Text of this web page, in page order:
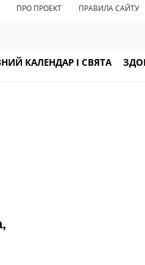
ПРО ПРОЕКТ ПРАВИЛА САЙТУ
КАЛЕНДАР І СВЯТА